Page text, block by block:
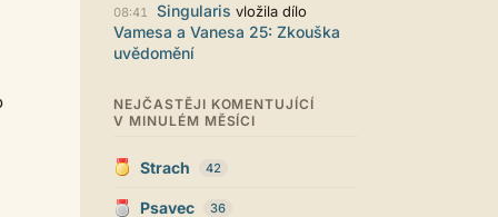
Strach 26.07. 21:35
Pena pace Lukio,... bude to tvrdy
zvykani po tech x letech ale
Terri42 26.07. 20:42
Na mobilu to vypadá super :-)
moc pěkné
LUKiO 26.07. 20:38
08:41 Singularis vložila dílo
Vamesa a Vanesa 25: Zkouška
uvědomění
NEJČASTĚJI KOMENTUJÍCÍ
V MINULÉM MĚSÍCI
Strach 42
Psavec 36